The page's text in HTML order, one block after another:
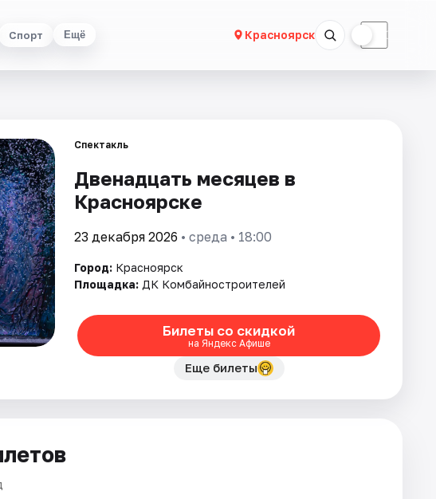
Спорт Ещё Красноярск ☾
Спектакль
Двенадцать месяцев в
Красноярске
23 декабря 2026 • среда • 18:00
Город: Красноярск
Площадка: ДК Комбайностроителей
Билеты со скидкой
на Яндекс Афише
Еще билеты